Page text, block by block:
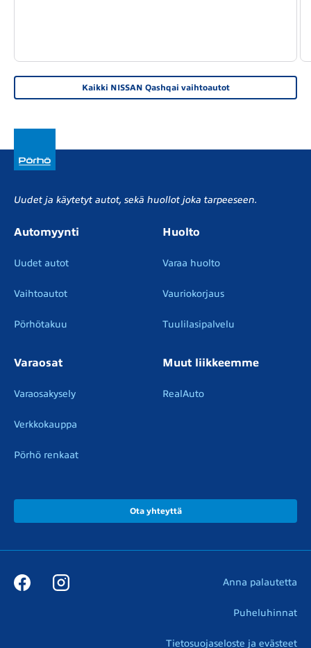
Kaikki NISSAN Qashqai vaihtoautot
Uudet ja käytetyt autot, sekä huollot joka tarpeeseen.
Automyynti
Uudet autot
Vaihtoautot
Pörhötakuu
Huolto
Varaa huolto
Vauriokorjaus
Tuulilasipalvelu
Varaosat
Varaosakysely
Verkkokauppa
Pörhö renkaat
Muut liikkeemme
RealAuto
Ota yhteyttä
Anna palautetta
Puheluhinnat
Tietosuojaseloste ja evästeet